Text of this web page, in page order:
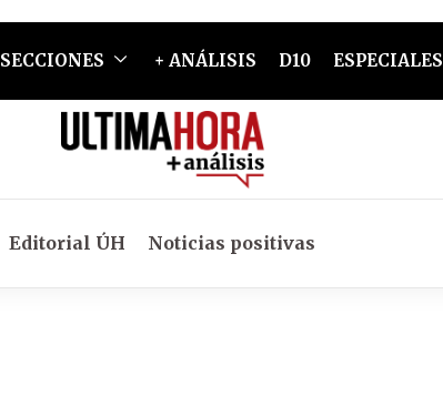
SECCIONES + ANÁLISIS D10 ESPECIALES
Editorial ÚH Noticias positivas